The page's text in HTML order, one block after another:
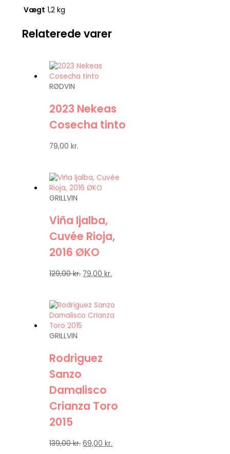
Vægt 1,2 kg
Relaterede varer
RØDVIN
2023 Nekeas
Cosecha tinto
79,00kr.
GRILLVIN
Viña Ijalba,
Cuvée Rioja,
2016 ØKO
129,00kr. 79,00kr.
GRILLVIN
Rodriguez
Sanzo
Damalisco
Crianza Toro
2015
139,00kr. 69,00kr.